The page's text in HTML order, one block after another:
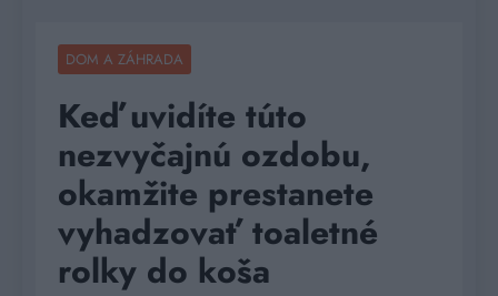
DOM A ZÁHRADA
Keď uvidíte túto
nezvyčajnú ozdobu,
okamžite prestanete
vyhadzovať toaletné
rolky do koša